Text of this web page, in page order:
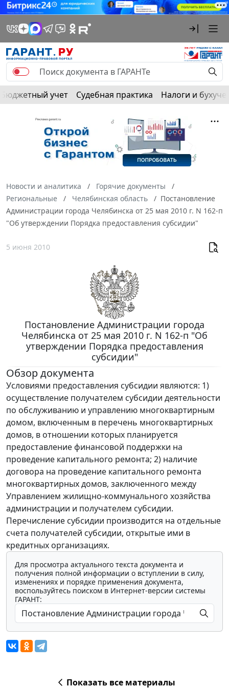
Бюджетный учет Судебная практика Налоги и
Новости и аналитика
Горячие документы
Региональные
Челябинская область
Постановление
Администрации города Челябинска от 25 мая 2010 г. N 162-п
"Об утверждении Порядка предоставления субсидии"
5 июня 2010
Постановление Администрации города
Челябинска от 25 мая 2010 г. N 162-п "Об
утверждении Порядка предоставления
субсидии"
Обзор документа
Условиями предоставления субсидии являются: 1)
осуществление получателем субсидии деятельности
по обслуживанию и управлению многоквартирным
домом, включенным в перечень многоквартирных
домов, в отношении которых планируется
предоставление финансовой поддержки на
проведение капитального ремонта; 2) наличие
договора на проведение капитального ремонта
многоквартирных домов, заключенного между
Управлением жилищно-коммунального хозяйства
администрации и получателем субсидии.
Перечисление субсидии производится на отдельные
счета получателей субсидии, открытые ими в
кредитных организациях.
Для просмотра актуального текста документа и
получения полной информации о вступлении в силу,
изменениях и порядке применения документа,
воспользуйтесь поиском в Интернет-версии системы
ГАРАНТ:
Показать все материалы